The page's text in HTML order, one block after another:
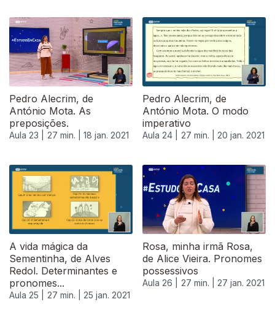
Pedro Alecrim, de
António Mota. As
preposições.
Aula 23 | 27 min. | 18 jan. 2021
Pedro Alecrim, de
António Mota. O modo
imperativo
Aula 24 | 27 min. | 20 jan. 2021
518995
A vida mágica da
Sementinha, de Alves
Redol. Determinantes e
pronomes...
Aula 25 | 27 min. | 25 jan. 2021
Rosa, minha irmã Rosa,
de Alice Vieira. Pronomes
possessivos
Aula 26 | 27 min. | 27 jan. 2021